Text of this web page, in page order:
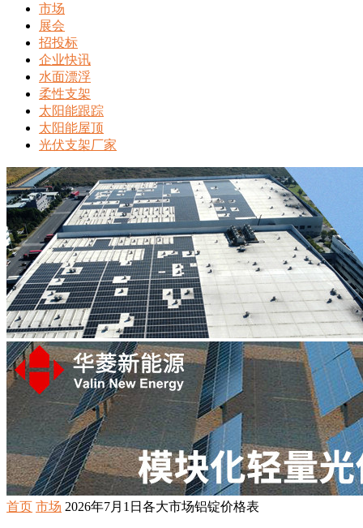
市场
展会
招投标
企业快讯
水面漂浮
柔性支架
太阳能跟踪
太阳能屋顶
光伏支架厂家
首页 市场 2026年7月1日各大市场铝锭价格表